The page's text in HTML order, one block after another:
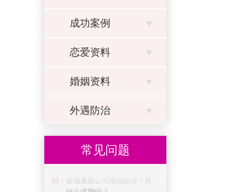
成功案例
恋爱资料
婚姻资料
外遇防治
常见问题
样？靠谱吗？...
常舍不得这段感情，于是她
想到了挽回，但是不管她怎
破镜重圆公司挽回如何？有
随着时代的发展以及思想观